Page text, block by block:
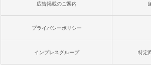
広告掲載のご案内
プライバシーポリシー
インプレスグループ 特定